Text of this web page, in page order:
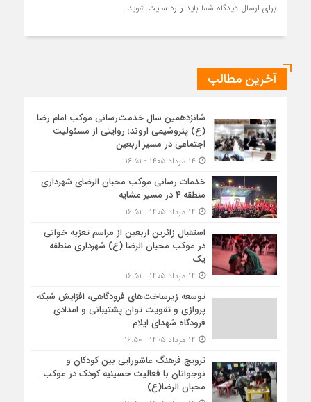
برای ارسال دیدگاه شما باید وارد سایت شوید.
آخرین مطالب
شانزدهمین سال خدمت‌رسانی موکب امام رضا
(ع) پتروشیمی اروند؛ روایتی از مسئولیت
اجتماعی در مسیر اربعین
خدمات رسانی موکب محبان الرضای شهرداری
منطقه ۴ در مسیر مشایه
استقبال زائرین اربعین از مراسم تعزیه خوانی
در موکب محبان الرضا (ع) شهرداری منطقه
یک
توسعه زیرساخت‌های فرودگاهی، افزایش شبکه
پروازی و تقویت توان پشتیبانی و امدادی
فرودگاه شهدای ایلام
ترویج فرهنگ عاشورایی بین کودکان و
نوجوانان با فعالیت حسینیه کودک در موکب
محبان الرضا(ع)